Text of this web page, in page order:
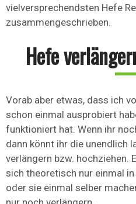
vielversprechendsten Hefe
zusammengeschrieben.
Hefe
Vorab aber etwas, dass ich
schon einmal ausprobiert
funktioniert hat. Wenn ihr
dann könnt ihr die unendlich
verlängern bzw. hochziehen.
sich theoretisch nur einmal
oder sie einmal selber